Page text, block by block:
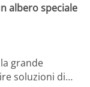
albero speciale
grande
soluzioni di…